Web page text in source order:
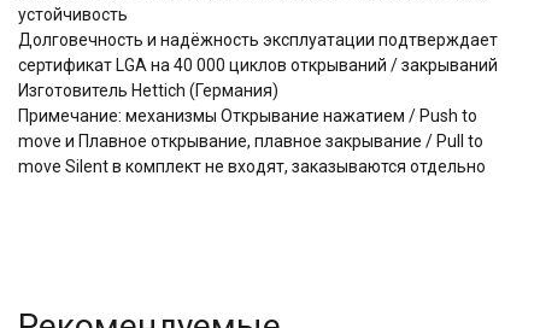
устойчивость
Долговечность и надёжность эксплуатации подтверждает
сертификат LGA на 40 000 циклов открываний / закрываний
Изготовитель Hettich (Германия)
Примечание: механизмы Открывание нажатием / Push to
move и Плавное открывание, плавное закрывание / Pull to
move Silent в комплект не входят, заказываются отдельно